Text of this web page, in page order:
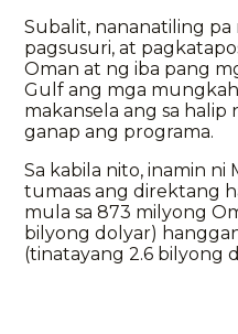
Subalit, nananatiling
pagsusuri, at
Oman at ng iba pang
Gulf ang mga
makansela ang sa
ganap ang programa.
Sa kabila nito, inamin ni
tumaas ang direktang
mula sa 873 milyong
bilyong dolyar)
(tinatayang 2.6 bilyong